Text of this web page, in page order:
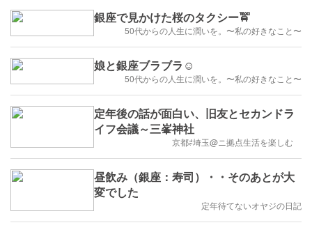
銀座で見かけた桜のタクシー🚖
50代からの人生に潤いを。〜私の好きなこと〜
娘と銀座ブラブラ☺️
50代からの人生に潤いを。〜私の好きなこと〜
定年後の話が面白い、旧友とセカンドラ
イフ会議～三峯神社
京都⇄埼玉@ニ拠点生活を楽しむ
昼飲み（銀座：寿司）・・そのあとが大
変でした
定年待てないオヤジの日記